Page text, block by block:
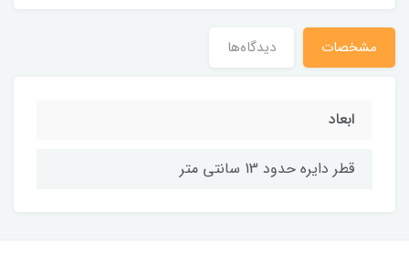
مشخصات دیدگاه‌ها
ابعاد
قطر دایره حدود 13 سانتی متر